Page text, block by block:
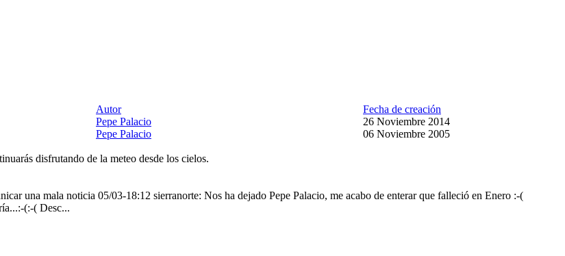
Autor
Fecha de creación
Pepe Palacio
26 Noviembre 2014
Pepe Palacio
06 Noviembre 2005
disfrutando de la meteo desde los cielos.
una mala noticia 05/03-18:12 sierranorte: Nos ha dejado Pepe Palacio, me acabo de enterar que falleció en Enero :-(
(:-( Desc...